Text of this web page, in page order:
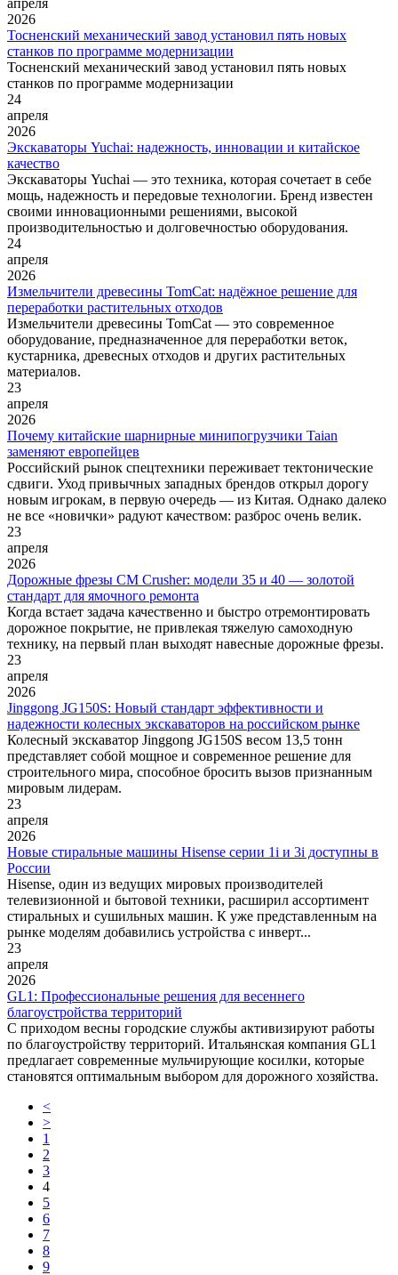
2026
Тосненский механический завод установил пять новых
станков по программе модернизации
Тосненский механический завод установил пять новых
станков по программе модернизации
24
апреля
2026
Экскаваторы Yuchai: надежность, инновации и китайское
качество
Экскаваторы Yuchai — это техника, которая сочетает в себе
мощь, надежность и передовые технологии. Бренд известен
своими инновационными решениями, высокой
производительностью и долговечностью оборудования.
24
апреля
2026
Измельчители древесины TomCat: надёжное решение для
переработки растительных отходов
Измельчители древесины TomCat — это современное
оборудование, предназначенное для переработки веток,
кустарника, древесных отходов и других растительных
материалов.
23
апреля
2026
Почему китайские шарнирные минипогрузчики Taian
заменяют европейцев
Российский рынок спецтехники переживает тектонические
сдвиги. Уход привычных западных брендов открыл дорогу
новым игрокам, в первую очередь — из Китая. Однако далеко
не все «новички» радуют качеством: разброс очень велик.
23
апреля
2026
Дорожные фрезы CM Crusher: модели 35 и 40 — золотой
стандарт для ямочного ремонта
Когда встает задача качественно и быстро отремонтировать
дорожное покрытие, не привлекая тяжелую самоходную
технику, на первый план выходят навесные дорожные фрезы.
23
апреля
2026
Jinggong JG150S: Новый стандарт эффективности и
надежности колесных экскаваторов на российском рынке
Колесный экскаватор Jinggong JG150S весом 13,5 тонн
представляет собой мощное и современное решение для
строительного мира, способное бросить вызов признанным
мировым лидерам.
23
апреля
2026
Новые стиральные машины Hisense серии 1i и 3i доступны в
России
Hisense, один из ведущих мировых производителей
телевизионной и бытовой техники, расширил ассортимент
стиральных и сушильных машин. К уже представленным на
рынке моделям добавились устройства с инверт...
23
апреля
2026
GL1: Профессиональные решения для весеннего
благоустройства территорий
С приходом весны городские службы активизируют работы
по благоустройству территорий. Итальянская компания GL1
предлагает современные мульчирующие косилки, которые
становятся оптимальным выбором для дорожного хозяйства.
<
>
1
2
3
4
5
6
7
8
9